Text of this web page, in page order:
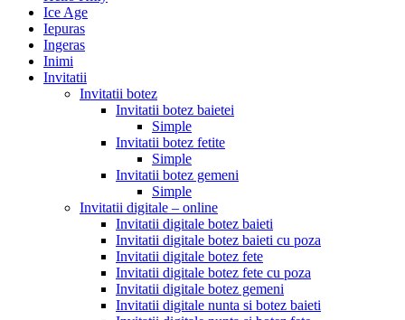
Ice Age
Iepuras
Ingeras
Inimi
Invitatii
Invitatii botez
Invitatii botez baietei
Simple
Invitatii botez fetite
Simple
Invitatii botez gemeni
Simple
Invitatii digitale – online
Invitatii digitale botez baieti
Invitatii digitale botez baieti cu poza
Invitatii digitale botez fete
Invitatii digitale botez fete cu poza
Invitatii digitale botez gemeni
Invitatii digitale nunta si botez baieti